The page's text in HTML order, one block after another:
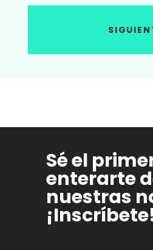
Sé el
enterarte
nuestras